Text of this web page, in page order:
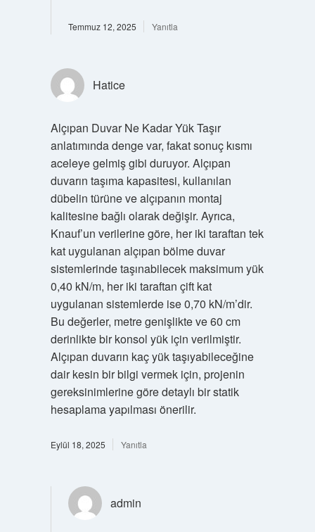
Temmuz 12, 2025 Yanıtla
Hatice
Alçıpan Duvar Ne Kadar Yük Taşır
anlatımında denge var, fakat sonuç kısmı
aceleye gelmiş gibi duruyor. Alçıpan
duvarın taşıma kapasitesi, kullanılan
dübelin türüne ve alçıpanın montaj
kalitesine bağlı olarak değişir. Ayrıca,
Knauf’un verilerine göre, her iki taraftan tek
kat uygulanan alçıpan bölme duvar
sistemlerinde taşınabilecek maksimum yük
0,40 kN/m, her iki taraftan çift kat
uygulanan sistemlerde ise 0,70 kN/m’dir.
Bu değerler, metre genişlikte ve 60 cm
derinlikte bir konsol yük için verilmiştir.
Alçıpan duvarın kaç yük taşıyabileceğine
dair kesin bir bilgi vermek için, projenin
gereksinimlerine göre detaylı bir statik
hesaplama yapılması önerilir.
Eylül 18, 2025 Yanıtla
admin